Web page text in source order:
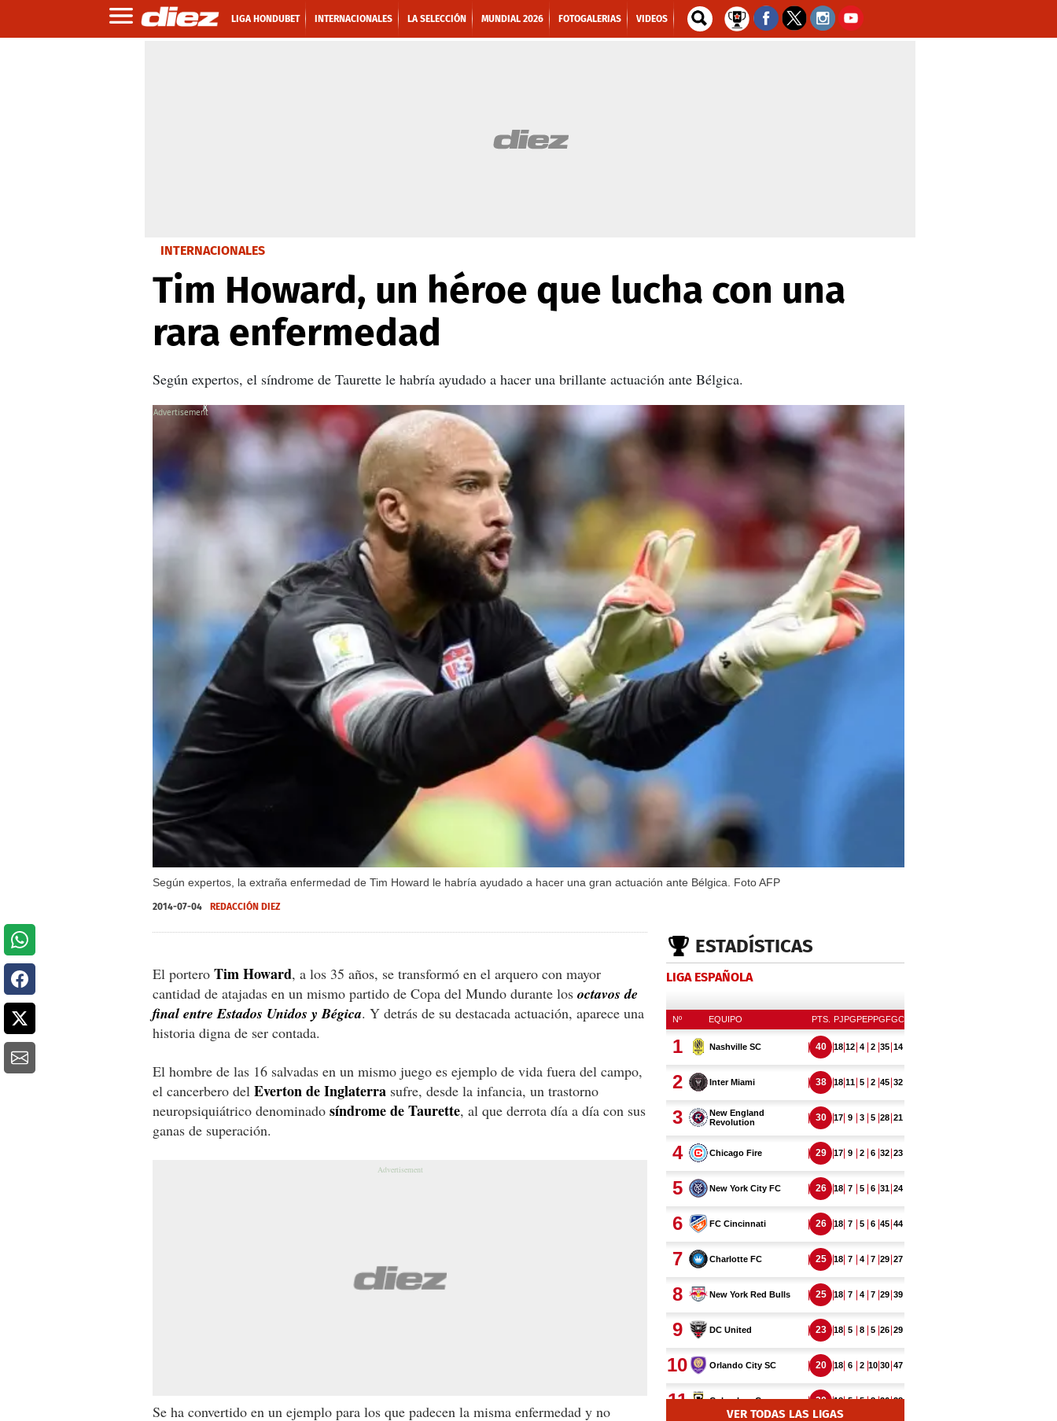
LIGA HONDUBET INTERNACIONALES LA SELECCIÓN MUNDIAL 2026 FOTOGALERIAS VIDEOS
INTERNACIONALES
Tim Howard, un héroe que lucha con una
rara enfermedad
Según expertos, el síndrome de Taurette le habría ayudado a hacer una brillante actuación ante Bélgica.
Según expertos, la extraña enfermedad de Tim Howard le habría ayudado a hacer una gran actuación ante Bélgica. Foto AFP
X
2014-07-04 REDACCIÓN DIEZ
El portero Tim Howard, a los 35 años, se transformó en el arquero con mayor
cantidad de atajadas en un mismo partido de Copa del Mundo durante los octavos de
final entre Estados Unidos y Bégica. Y detrás de su destacada actuación, aparece una
historia digna de ser contada.
El hombre de las 16 salvadas en un mismo juego es ejemplo de vida fuera del campo,
el cancerbero del Everton de Inglaterra sufre, desde la infancia, un trastorno
neuropsiquiátrico denominado síndrome de Taurette, al que derrota día a día con sus
ganas de superación.
Se ha convertido en un ejemplo para los que padecen la misma enfermedad y no
ESTADÍSTICAS
LIGA ESPAÑOLA
VER TODAS LAS LIGAS